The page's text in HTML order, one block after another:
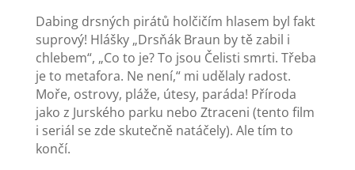
Dabing drsných pirátů holčičím hlasem byl fakt
suprový! Hlášky „Drsňák Braun by tě zabil i
chlebem“, „Co to je? To jsou Čelisti smrti. Třeba
je to metafora. Ne není,“ mi udělaly radost.
Moře, ostrovy, pláže, útesy, paráda! Příroda
jako z Jurského parku nebo Ztraceni (tento film
i seriál se zde skutečně natáčely). Ale tím to
končí.